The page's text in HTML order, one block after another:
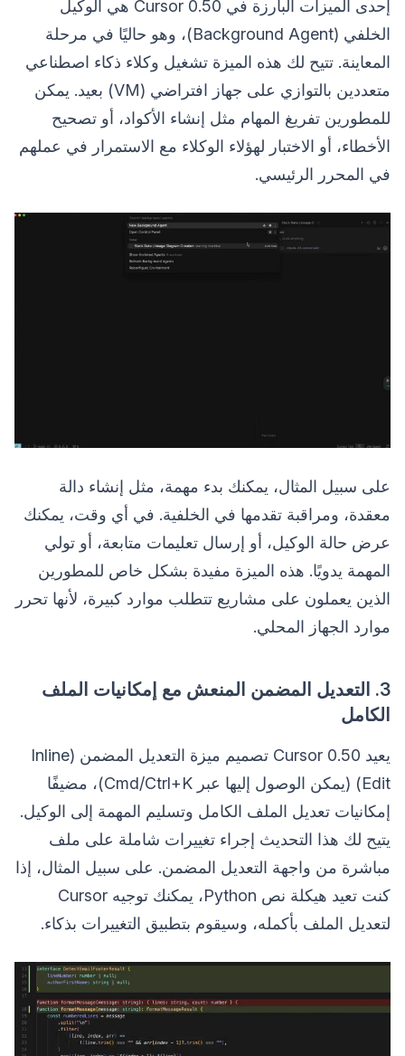
إحدى الميزات البارزة في Cursor 0.50 هي الوكيل
الخلفي (Background Agent)، وهو حاليًا في مرحلة
المعاينة. تتيح لك هذه الميزة تشغيل وكلاء ذكاء اصطناعي
متعددين بالتوازي على جهاز افتراضي (VM) بعيد. يمكن
للمطورين تفريغ المهام مثل إنشاء الأكواد، أو تصحيح
الأخطاء، أو الاختبار لهؤلاء الوكلاء مع الاستمرار في عملهم
في المحرر الرئيسي.
على سبيل المثال، يمكنك بدء مهمة، مثل إنشاء دالة
معقدة، ومراقبة تقدمها في الخلفية. في أي وقت، يمكنك
عرض حالة الوكيل، أو إرسال تعليمات متابعة، أو تولي
المهمة يدويًا. هذه الميزة مفيدة بشكل خاص للمطورين
الذين يعملون على مشاريع تتطلب موارد كبيرة، لأنها تحرر
موارد الجهاز المحلي.
3. التعديل المضمن المنعش مع إمكانيات الملف
الكامل
يعيد Cursor 0.50 تصميم ميزة التعديل المضمن (Inline
Edit) (يمكن الوصول إليها عبر Cmd/Ctrl+K)، مضيفًا
إمكانيات تعديل الملف الكامل وتسليم المهمة إلى الوكيل.
يتيح لك هذا التحديث إجراء تغييرات شاملة على ملف
مباشرة من واجهة التعديل المضمن. على سبيل المثال، إذا
كنت تعيد هيكلة نص Python، يمكنك توجيه Cursor
لتعديل الملف بأكمله، وسيقوم بتطبيق التغييرات بذكاء.